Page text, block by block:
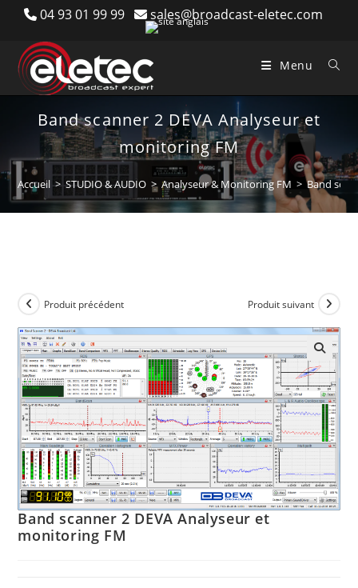
content
04 93 01 99 99 sales@broadcast-eletec.com
Menu
Band scanner 2 DEVA Analyseur et
monitoring FM
Accueil > STUDIO & AUDIO > Analyseur & Monitoring FM > Band
Produit précédent Produit suivant
🔍
Band scanner 2 DEVA Analyseur et
monitoring FM